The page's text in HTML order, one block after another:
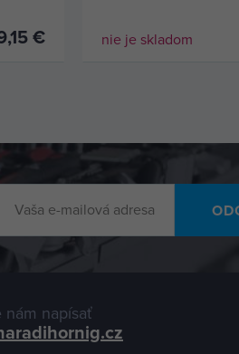
€ nie je skladom
nám napísať